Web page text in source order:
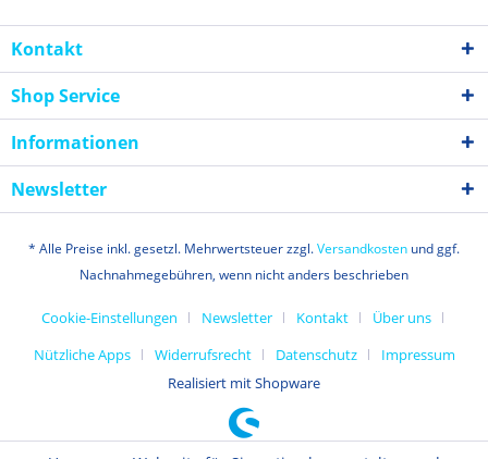
Kontakt
Shop Service
Informationen
Newsletter
* Alle Preise inkl. gesetzl. Mehrwertsteuer zzgl.Versandkosten und ggf.
Nachnahmegebühren, wenn nicht anders beschrieben
Cookie-Einstellungen Newsletter Kontakt
Über uns
Nützliche Apps
Widerrufsrecht Datenschutz
Impressum
Realisiert mit Shopware